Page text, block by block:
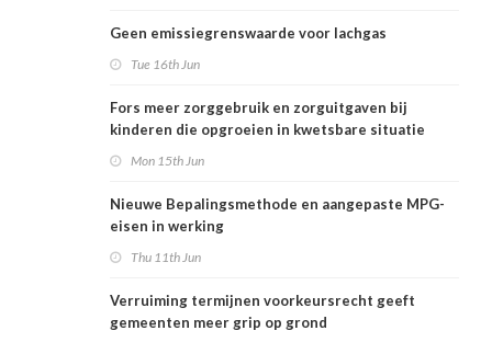
Geen emissiegrenswaarde voor lachgas
Tue 16th Jun
Fors meer zorggebruik en zorguitgaven bij
kinderen die opgroeien in kwetsbare situatie
Mon 15th Jun
Nieuwe Bepalingsmethode en aangepaste MPG-
eisen in werking
Thu 11th Jun
Verruiming termijnen voorkeursrecht geeft
gemeenten meer grip op grond